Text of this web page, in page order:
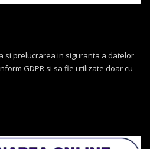
si prelucrarea in siguranta a datelor
GDPR si sa fie utilizate doar cu